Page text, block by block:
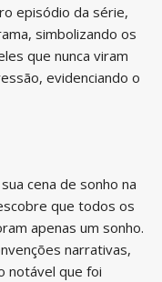
episódio da série,
simbolizando os
que nunca viram
evidenciando o
cena de sonho na
que todos os
apenas um sonho.
narrativas,
notável que foi